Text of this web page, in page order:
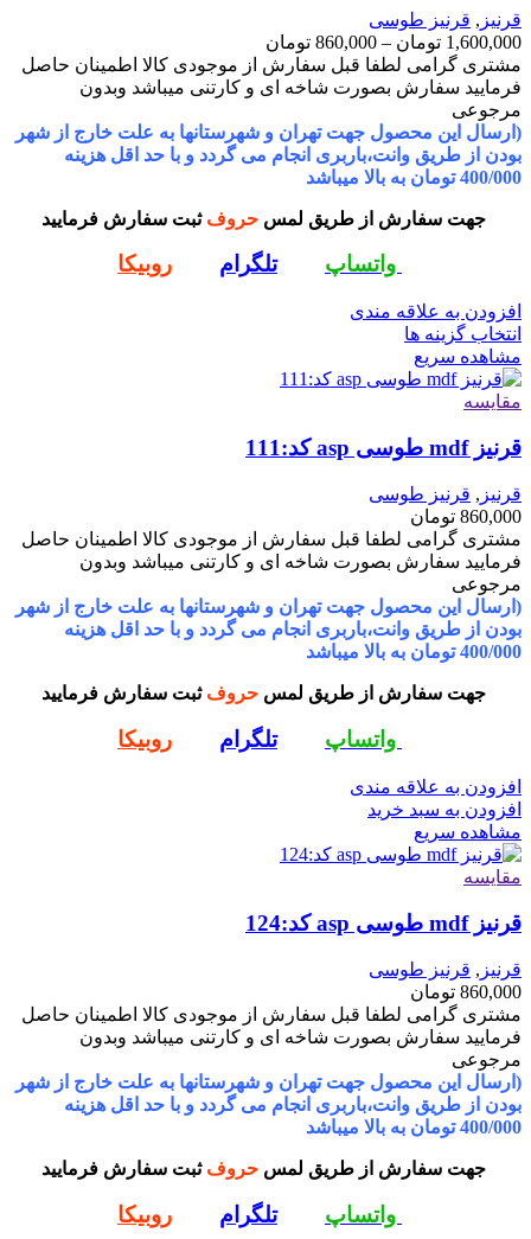
قرنیز , قرنیز طوسی
1,600,000 تومان –
860,000 تومان
range:
860,000 تومان
through
1,600,000 تومان
مشتری گرامی لطفا قبل سفارش از موجودی کالا اطمینان حاصل
فرمایید سفارش بصورت شاخه ای و کارتنی میباشد وبدون
مرجوعی
(ارسال این محصول جهت تهران و شهرستانها به علت خارج از شهر
بودن از طریق وانت،باربری انجام می گردد و با حد اقل هزینه
400/000 تومان به بالا میباشد
جهت سفارش از طریق لمسحروف ثبت سفارش فرمایید
واتساپ تلگرام روبیکا
افزودن به علاقه مندی
انتخاب گزینه ها
دارای
می
باشد.
گزینه
ممکن
است
صفحه
محصول
انتخاب
مشاهده سریع
مقایسه
قرنیز mdf طوسی asp کد:111
قرنیز , قرنیز طوسی
860,000 تومان
مشتری گرامی لطفا قبل سفارش از موجودی کالا اطمینان حاصل
فرمایید سفارش بصورت شاخه ای و کارتنی میباشد وبدون
مرجوعی
(ارسال این محصول جهت تهران و شهرستانها به علت خارج از شهر
بودن از طریق وانت،باربری انجام می گردد و با حد اقل هزینه
400/000 تومان به بالا میباشد
جهت سفارش از طریق لمسحروف ثبت سفارش فرمایید
واتساپ تلگرام روبیکا
افزودن به علاقه مندی
افزودن به سبد خرید
مشاهده سریع
مقایسه
قرنیز mdf طوسی asp کد:124
قرنیز , قرنیز طوسی
860,000 تومان
مشتری گرامی لطفا قبل سفارش از موجودی کالا اطمینان حاصل
فرمایید سفارش بصورت شاخه ای و کارتنی میباشد وبدون
مرجوعی
(ارسال این محصول جهت تهران و شهرستانها به علت خارج از شهر
بودن از طریق وانت،باربری انجام می گردد و با حد اقل هزینه
400/000 تومان به بالا میباشد
جهت سفارش از طریق لمسحروف ثبت سفارش فرمایید
واتساپ تلگرام روبیکا